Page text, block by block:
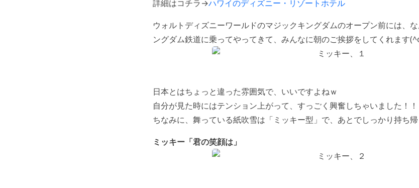
詳細はコチラ→ハワイのディズニー・リゾートホテル
ウォルトディズニーワールドのマジックキングダムのオープン前には、
ングダム鉄道に乗ってやってきて、みんなに朝のご挨拶をしてくれます
日本とはちょっと違った雰囲気で、いいですよねｗ
自分が見た時にはテンション上がって、すっごく興奮しちゃいました！！
ちなみに、舞っている紙吹雪は「ミッキー型」で、あとでしっかり持ち
ミッキー「君の笑顔は」